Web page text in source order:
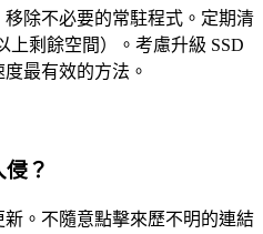
除不必要的常駐程式。定期清
上剩餘空間）。考慮升級 SSD
最有效的方法。
？
。不隨意點擊來歷不明的連結